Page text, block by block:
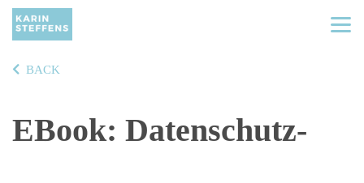
BACK
EBook: Datenschutz-